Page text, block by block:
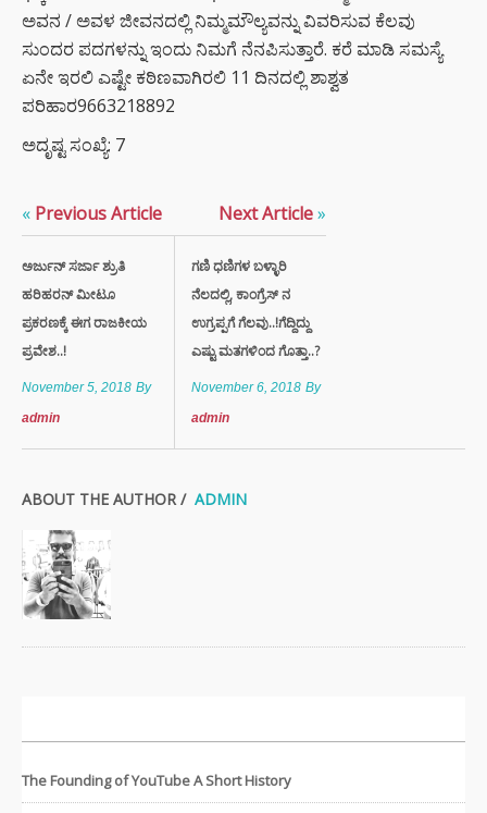
ಅವನ / ಅವಳ ಜೀವನದಲ್ಲಿ ನಿಮ್ಮಮೌಲ್ಯವನ್ನು ವಿವರಿಸುವ ಕೆಲವು
ಸುಂದರ ಪದಗಳನ್ನು ಇಂದು ನಿಮಗೆ ನೆನಪಿಸುತ್ತಾರೆ. ಕರೆ ಮಾಡಿ ಸಮಸ್ಯೆ
ಏನೇ ಇರಲಿ ಎಷ್ಟೇ ಕಠಿಣವಾಗಿರಲಿ 11 ದಿನದಲ್ಲಿ ಶಾಶ್ವತ
ಪರಿಹಾರ9663218892
ಅದೃಷ್ಟ ಸಂಖ್ಯೆ: 7
« Previous Article
ಅರ್ಜುನ್ ಸರ್ಜಾ ಶ್ರುತಿ
ಹರಿಹರನ್ ಮೀಟೂ
ಪ್ರಕರಣಕ್ಕೆ ಈಗ ರಾಜಕೀಯ
ಪ್ರವೇಶ..!
November 5, 2018 By
admin
Next Article»
ಗಣಿ ಧಣಿಗಳ ಬಳ್ಳಾರಿ
ನೆಲದಲ್ಲಿ, ಕಾಂಗ್ರೆಸ್ ನ
ಉಗ್ರಪ್ಪಗೆ ಗೆಲವು..!ಗೆದ್ದಿದ್ದು
ಎಷ್ಟು ಮತಗಳಿಂದ ಗೊತ್ತಾ..?
November 6, 2018 By
admin
ABOUT THE AUTHOR / ADMIN
The Founding of YouTube A Short History